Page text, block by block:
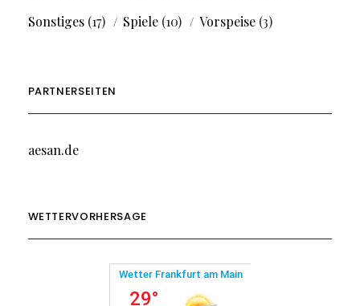
Sonstiges(17) Spiele(10) Vorspeise(3)
PARTNERSEITEN
aesan.de
WETTERVORHERSAGE